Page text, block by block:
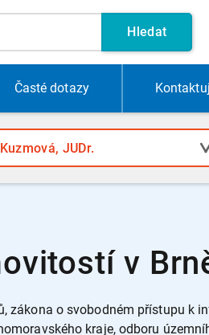
Hledat
Časté dotazy Kontakt
v
zákona o svobodném přístupu k
kraje, odboru